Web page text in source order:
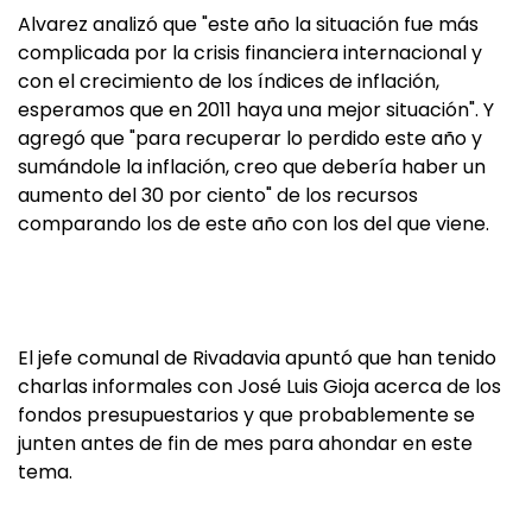
Alvarez analizó que "este año la situación fue más
complicada por la crisis financiera internacional y
con el crecimiento de los índices de inflación,
esperamos que en 2011 haya una mejor situación". Y
agregó que "para recuperar lo perdido este año y
sumándole la inflación, creo que debería haber un
aumento del 30 por ciento" de los recursos
comparando los de este año con los del que viene.
El jefe comunal de Rivadavia apuntó que han tenido
charlas informales con José Luis Gioja acerca de los
fondos presupuestarios y que probablemente se
junten antes de fin de mes para ahondar en este
tema.